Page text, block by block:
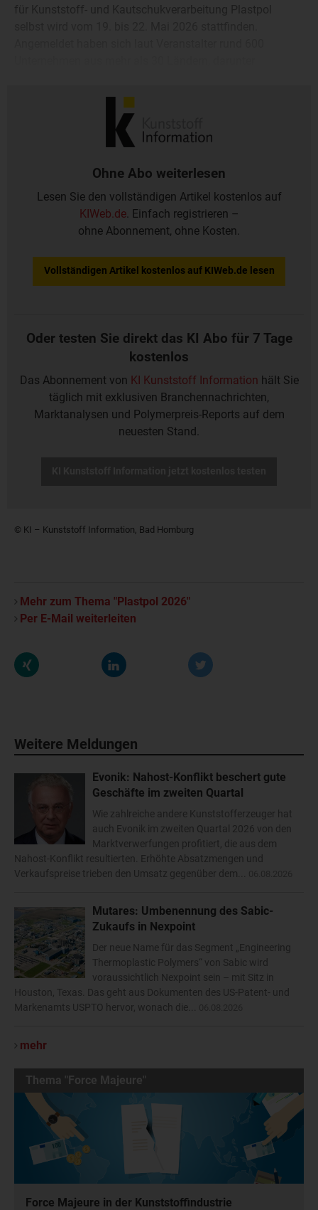
für Kunststoff- und Kautschukverarbeitung Plastpol
Saudi-Arabien und die USA.
Ohne Abo weiterlesen
Lesen Sie den vollständigen Artikel kostenlos auf
KIWeb.de. Einfach registrieren –
ohne Abonnement, ohne Kosten.
Vollständigen Artikel kostenlos auf KIWeb.de lesen
Oder testen Sie direkt das KI Abo für 7 Tage
kostenlos
Das Abonnement von KI Kunststoff Information hält Sie
täglich mit exklusiven Branchennachrichten,
Marktanalysen und Polymerpreis-Reports auf dem
neuesten Stand.
© KI – Kunststoff Information, Bad Homburg
Mehr zum Thema "Plastpol 2026"
Per E-Mail weiterleiten
Weitere Meldungen
Evonik: Nahost-Konflikt beschert gute
Geschäfte im zweiten Quartal
Wie zahlreiche andere Kunststofferzeuger hat
auch Evonik im zweiten Quartal 2026 von den
Marktverwerfungen profitiert, die aus dem
Nahost-Konflikt resultierten. Erhöhte Absatzmengen und
Verkaufspreise trieben den Umsatz gegenüber dem...
Mutares: Umbenennung des Sabic-
Zukaufs in Nexpoint
Der neue Name für das Segment „Engineering
Thermoplastic Polymers“ von Sabic wird
voraussichtlich Nexpoint sein – mit Sitz in
Houston, Texas. Das geht aus Dokumenten des US-Patent- und
Markenamts USPTO hervor, wonach die...
mehr
Thema "Force Majeure"
Force Majeure in der Kunststoffindustrie